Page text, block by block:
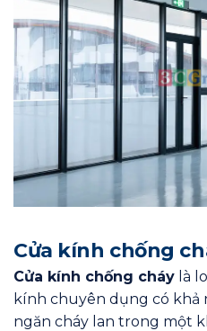
Cửa kính chống
Cửa kính chống cháy là
kính chuyên dụng có khả
ngăn cháy lan trong một